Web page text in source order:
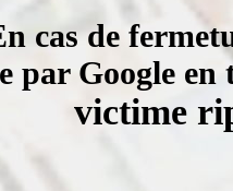
cas de
par Google
ripou